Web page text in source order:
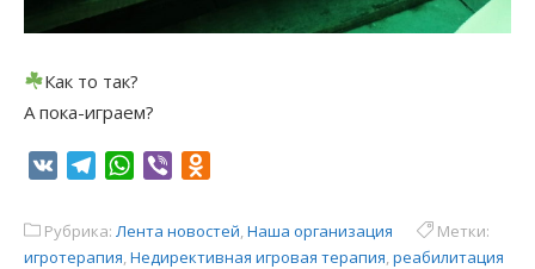
Как то так?
А пока-играем?
VK TelegramWhatsApp
Viber
Рубрика: Лента новостей,Наша организация
Метки:
игротерапия,Недирективная игровая терапия,реабилитация